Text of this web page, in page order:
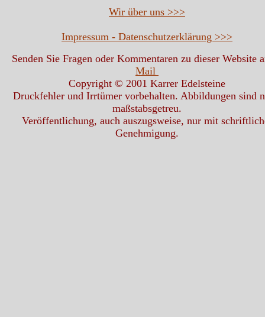
Wir über uns >>>
Impressum - Datenschutzerklärung >>>
Senden Sie Fragen oder Kommentaren zu dieser Website
Mail
Copyright © 2001 Karrer Edelsteine
Druckfehler und Irrtümer vorbehalten. Abbildungen sind
maßstabsgetreu.
Veröffentlichung, auch auszugsweise, nur mit
Genehmigung.